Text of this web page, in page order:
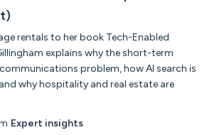
rentals to her book Tech-Enabled
explains why the short-term
problem, how AI search is
why hospitality and real estate are
Expert insights